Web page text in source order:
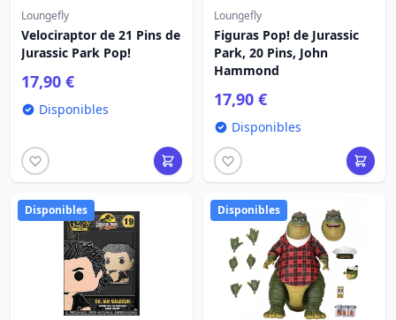
Loungefly
Velociraptor de 21 Pins de
Jurassic Park Pop!
17,90 €
Disponibles
Loungefly
Figuras Pop! de Jurassic
Park, 20 Pins, John
Hammond
17,90 €
Disponibles
Disponibles Disponibles